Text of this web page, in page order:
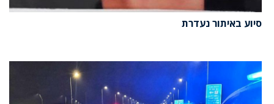
סיוע באיתור נעדרת